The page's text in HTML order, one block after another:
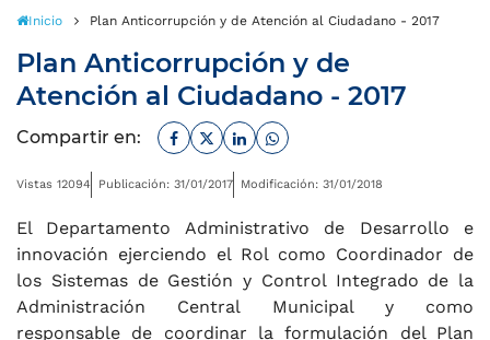
Inicio Plan Anticorrupción y de Atención al Ciudadano - 2017
Plan Anticorrupción y de
Atención al Ciudadano - 2017
Compartir en: Facebook
TwitterLinkedinWhatsapp
Vistas 12094 Publicación: 31/01/2017 Modificación: 31/01/2018
El Departamento Administrativo de Desarrollo e
innovación ejerciendo el Rol como Coordinador de
los Sistemas de Gestión y Control Integrado de la
Administración Central Municipal y como
responsable de coordinar la formulación del Plan